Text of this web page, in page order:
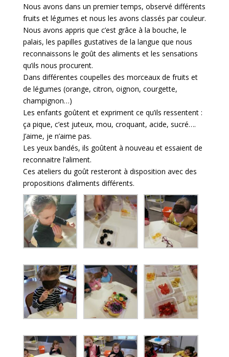
Nous avons dans un premier temps, observé différents
fruits et légumes et nous les avons classés par couleur.
Nous avons appris que c’est grâce à la bouche, le
palais, les papilles gustatives de la langue que nous
reconnaissons le goût des aliments et les sensations
qu’ils nous procurent.
Dans différentes coupelles des morceaux de fruits et
de légumes (orange, citron, oignon, courgette,
champignon…)
Les enfants goûtent et expriment ce qu’ils ressentent :
ça pique, c’est juteux, mou, croquant, acide, sucré….
J’aime, je n’aime pas.
Les yeux bandés, ils goûtent à nouveau et essaient de
reconnaitre l’aliment.
Ces ateliers du goût resteront à disposition avec des
propositions d’aliments différents.